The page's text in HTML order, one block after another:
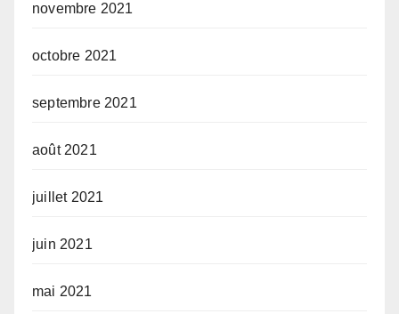
novembre 2021
octobre 2021
septembre 2021
août 2021
juillet 2021
juin 2021
mai 2021